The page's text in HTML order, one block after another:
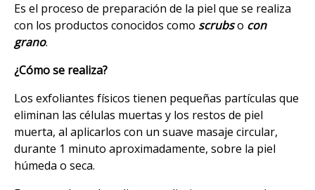
Es el proceso de preparación de la piel que se realiza
con los productos conocidos como scrubso con
grano.
¿Cómo se realiza?
Los exfoliantes físicos tienen pequeñas partículas que
eliminan las células muertas y los restos de piel
muerta, al aplicarlos con un suave masaje circular,
durante 1 minuto aproximadamente, sobre la piel
húmeda o seca.